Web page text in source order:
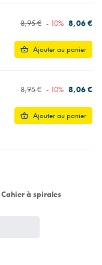
8,95 € - 10% 8,06 €
Ajouter au panier
8,95 € - 10% 8,06 €
Ajouter au panier
Cahier à spirales